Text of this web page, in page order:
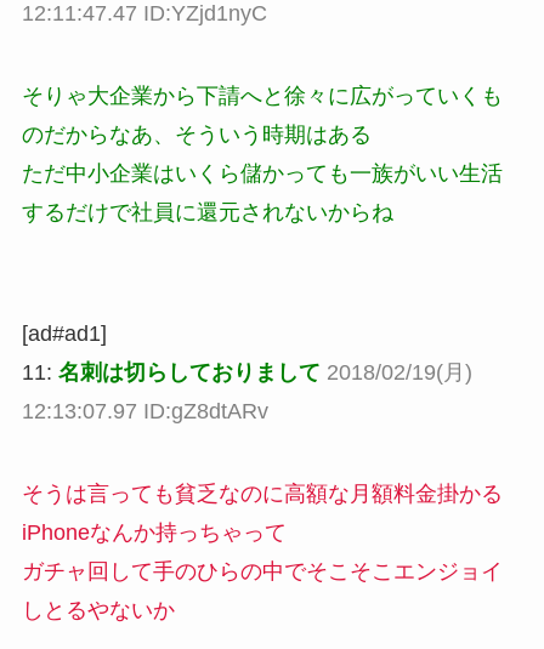
12:11:47.47 ID:YZjd1nyC
そりゃ大企業から下請へと徐々に広がっていくも
のだからなあ、そういう時期はある
ただ中小企業はいくら儲かっても一族がいい生活
するだけで社員に還元されないからね
[ad#ad1]
11: 名刺は切らしておりまして 2018/02/19(月)
12:13:07.97 ID:gZ8dtARv
そうは言っても貧乏なのに高額な月額料金掛かる
iPhoneなんか持っちゃって
ガチャ回して手のひらの中でそこそこエンジョイ
しとるやないか